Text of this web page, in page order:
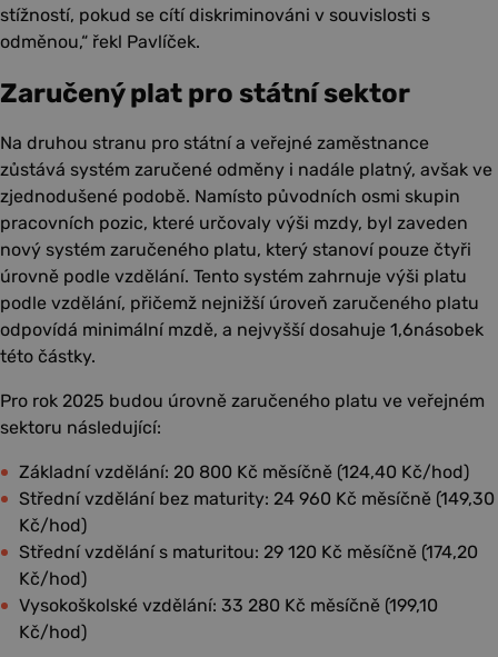
stížností, pokud se cítí diskriminováni v souvislosti s
odměnou,“ řekl Pavlíček.
Zaručený plat pro státní sektor
Na druhou stranu pro státní a veřejné zaměstnance
zůstává systém zaručené odměny i nadále platný, avšak ve
zjednodušené podobě. Namísto původních osmi skupin
pracovních pozic, které určovaly výši mzdy, byl zaveden
nový systém zaručeného platu, který stanoví pouze čtyři
úrovně podle vzdělání. Tento systém zahrnuje výši platu
podle vzdělání, přičemž nejnižší úroveň zaručeného platu
odpovídá minimální mzdě, a nejvyšší dosahuje 1,6násobek
této částky.
Pro rok 2025 budou úrovně zaručeného platu ve veřejném
sektoru následující:
Základní vzdělání: 20 800 Kč měsíčně (124,40 Kč/hod)
Střední vzdělání bez maturity: 24 960 Kč měsíčně (149,30
Kč/hod)
Střední vzdělání s maturitou: 29 120 Kč měsíčně (174,20
Kč/hod)
Vysokoškolské vzdělání: 33 280 Kč měsíčně (199,10
Kč/hod)